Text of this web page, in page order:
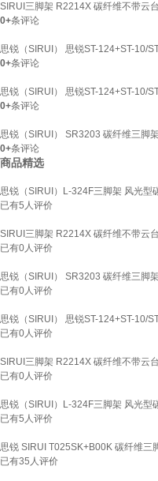
SIRUI三脚架 R2214X 碳纤维不带云
0+条评论
思锐（SIRUI） 思锐ST-124+ST-10/
0+条评论
思锐（SIRUI） 思锐ST-124+ST-10/
0+条评论
思锐（SIRUI） SR3203 碳纤维三脚
0+条评论
商品精选
思锐（SIRUI）L-324F三脚架 风光型
已有5 人评价
SIRUI三脚架 R2214X 碳纤维不带云
已有0人评价
思锐（SIRUI） SR3203 碳纤维三脚
已有0人评价
思锐（SIRUI） 思锐ST-124+ST-10/
已有0人评价
SIRUI三脚架 R2214X 碳纤维不带云
已有0人评价
思锐（SIRUI）L-324F三脚架 风光型
已有5 人评价
思锐 SIRUI T025SK+B00K 碳纤维三
已有35 人评价